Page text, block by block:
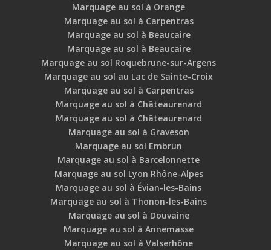
Marquage au sol à Orange
Marquage au sol à Carpentras
Marquage au sol à Beaucaire
Marquage au sol à Beaucaire
Marquage au sol Roquebrune-sur-Argens
Marquage au sol au Lac de Sainte-Croix
Marquage au sol à Carpentras
Marquage au sol à Châteaurenard
Marquage au sol à Châteaurenard
Marquage au sol à Graveson
Marquage au sol Embrun
Marquage au sol à Barcelonnette
Marquage au sol Lyon Rhône-Alpes
Marquage au sol à Évian-les-Bains
Marquage au sol à Thonon-les-Bains
Marquage au sol à Douvaine
Marquage au sol à Annemasse
Marquage au sol à Valserhône